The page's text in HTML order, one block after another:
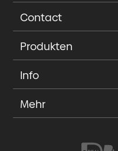
Contact
Produkten
Info
Mehr